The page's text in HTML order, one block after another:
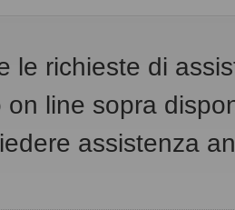
le richieste di
line sopra
assistenza